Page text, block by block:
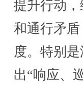
提升行动
和通行矛
度。特别
出“响应、